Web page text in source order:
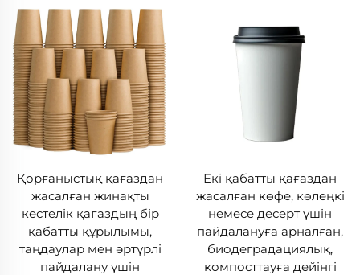
Қорғаныстық қағаздан
жасалған жинақты
кестелік қағаздың бір
қабатты құрылымы,
таңдаулар мен әртүрлі
пайдалану үшін
Екі қабатты қағаздан
жасалған көфе, көлеңкі
немесе десерт үшін
пайдалануға арналған,
биодеградациялық,
компосттауға дейінгі